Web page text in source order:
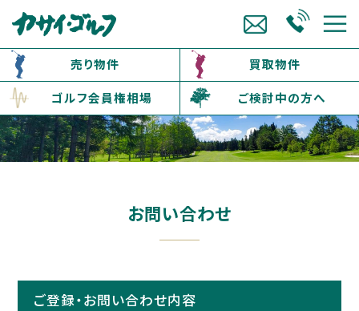
売り物件
買取物件
ゴルフ会員権相場
ご検討中の方へ
お問い合わせ
ご登録・お問い合わせ内容